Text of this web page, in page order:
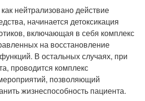
нейтрализовано действие
начинается детоксикация
включающая в себя комплекс
на восстановление
В остальных случаях, при
проводится комплекс
позволяющий
жизнеспособность пациента.